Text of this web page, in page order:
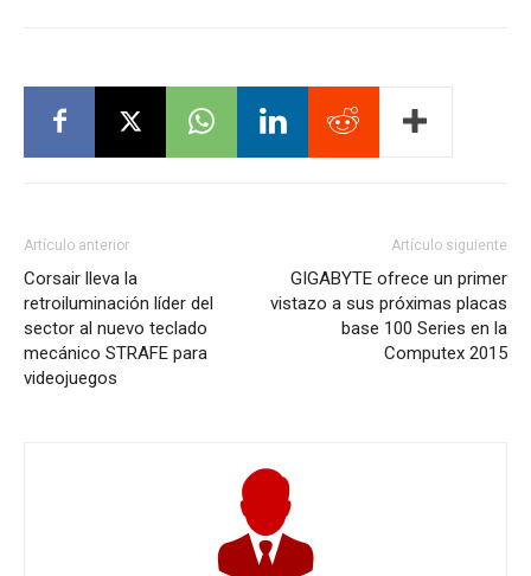
Artículo anterior
Corsair lleva la
retroiluminación líder del
sector al nuevo teclado
mecánico STRAFE para
videojuegos
Artículo siguiente
GIGABYTE ofrece un primer
vistazo a sus próximas placas
base 100 Series en la
Computex 2015